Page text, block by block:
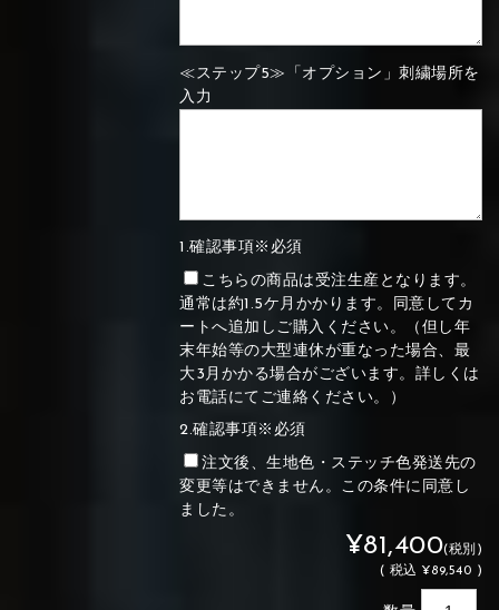
⑳Purple ㉑Violet
≪ステップ5≫「オプション」刺繍場所を
入力
1.確認事項※必須
こちらの商品は受注生産となります。
通常は約1.5ケ月かかります。同意してカ
ートへ追加しご購入ください。（但し年
末年始等の大型連休が重なった場合、最
大3月かかる場合がございます。詳しくは
お電話にてご連絡ください。）
2.確認事項※必須
注文後、生地色・ステッチ色発送先の
変更等はできません。この条件に同意し
ました。
¥81,400(税別)
( 税込 ¥89,540 )